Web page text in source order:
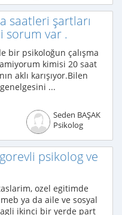
saatleri şartları
sorum var .
bir psikoloğun çalışma
kimisi 20 saat
aklı karışıyor.Bilen
...
Seden BAŞAK
Psikolog
psikolog ve
ozel egitimde
ya da aile ve sosyal
ikinci bir yerde part